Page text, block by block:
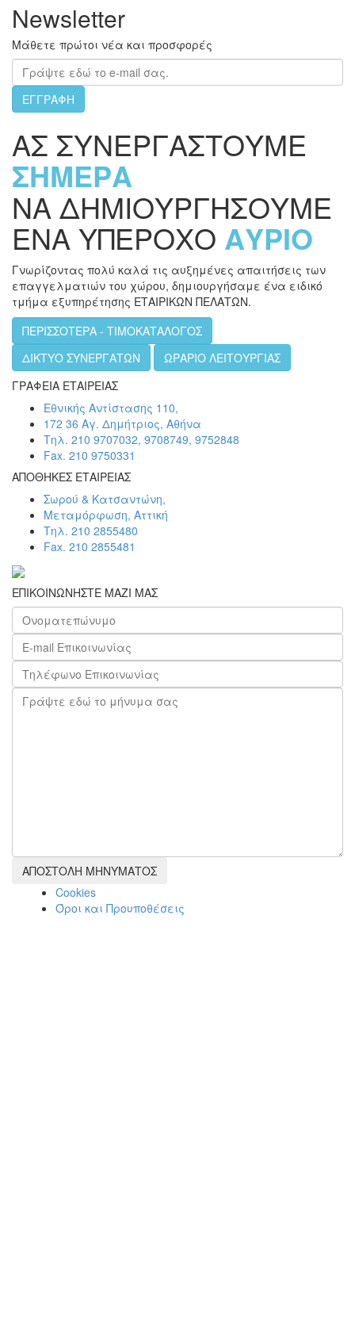
Newsletter
Μάθετε πρώτοι νέα και προσφορές
ΕΓΓΡΑΦΗ
ΑΣ ΣΥΝΕΡΓΑΣΤΟΥΜΕ
ΣΗΜΕΡΑ
ΝΑ ΔΗΜΙΟΥΡΓΗΣΟΥΜΕ
ΕΝΑ ΥΠΕΡΟΧΟ ΑΥΡΙΟ
Γνωρίζοντας πολύ καλά τις αυξημένες απαιτήσεις των
επαγγελματιών του χώρου, δημιουργήσαμε ένα ειδικό
τμήμα εξυπηρέτησης ΕΤΑΙΡΙΚΩΝ ΠΕΛΑΤΩΝ.
ΠΕΡΙΣΣΟΤΕΡΑ - ΤΙΜΟΚΑΤΑΛΟΓΟΣ
ΔΙΚΤΥΟ ΣΥΝΕΡΓΑΤΩΝ
ΩΡΑΡΙΟ ΛΕΙΤΟΥΡΓΙΑΣ
ΓΡΑΦΕΙΑ ΕΤΑΙΡΕΙΑΣ
Εθνικής Αντίστασης 110,
172 36 Αγ. Δημήτριος, Αθήνα
Τηλ. 210 9707032, 9708749, 9752848
Fax. 210 9750331
ΑΠΟΘΗΚΕΣ ΕΤΑΙΡΕΙΑΣ
Σωρού & Κατσαντώνη,
Μεταμόρφωση, Αττική
Τηλ. 210 2855480
Fax. 210 2855481
ΕΠΙΚΟΙΝΩΝΗΣΤΕ ΜΑΖΙ ΜΑΣ
Cookies
Όροι και Προυποθέσεις